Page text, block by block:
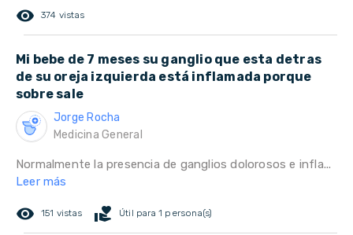
remove_red_eye 374 vistas
Mi bebe de 7 meses su ganglio que esta detras
de su oreja izquierda está inflamada porque
sobre sale
Jorge Rocha
Medicina General
Normalmente la presencia de ganglios dolorosos e infla...
Leer más
remove_red_eye 151 vistas volunteer_activism Útil para 1 persona(s)